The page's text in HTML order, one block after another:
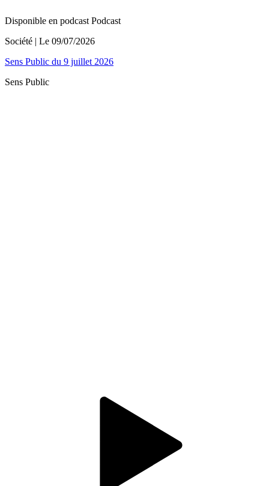
Disponible en podcast Podcast
Société | Le 09/07/2026
Sens Public du 9 juillet 2026
Sens Public